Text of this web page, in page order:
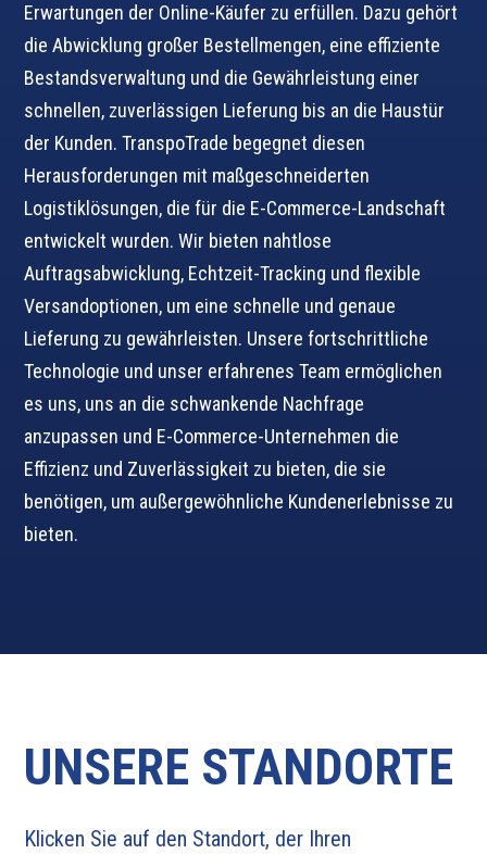
Erwartungen der Online-Käufer zu erfüllen. Dazu gehört
die Abwicklung großer Bestellmengen, eine effiziente
Bestandsverwaltung und die Gewährleistung einer
schnellen, zuverlässigen Lieferung bis an die Haustür
der Kunden. TranspoTrade begegnet diesen
Herausforderungen mit maßgeschneiderten
Logistiklösungen, die für die E-Commerce-Landschaft
entwickelt wurden. Wir bieten nahtlose
Auftragsabwicklung, Echtzeit-Tracking und flexible
Versandoptionen, um eine schnelle und genaue
Lieferung zu gewährleisten. Unsere fortschrittliche
Technologie und unser erfahrenes Team ermöglichen
es uns, uns an die schwankende Nachfrage
anzupassen und E-Commerce-Unternehmen die
Effizienz und Zuverlässigkeit zu bieten, die sie
benötigen, um außergewöhnliche Kundenerlebnisse zu
bieten.
UNSERE STANDORTE
Klicken Sie auf den Standort, der Ihren